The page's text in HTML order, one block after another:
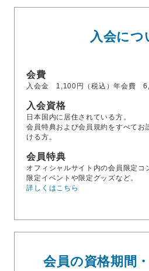
入会につ
会費
入会金 1,100円（税込）年会費
入会資格
日本国内に居住されている方。
会員特典および会員規約をすべてお
ける方。
会員特典
オフィシャルサイト内の会員限定コ
限定イベントや限定グッズなど。
詳しくはこちら
会員の資格期間